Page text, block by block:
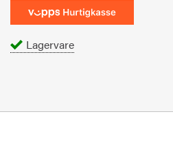
Lagervare